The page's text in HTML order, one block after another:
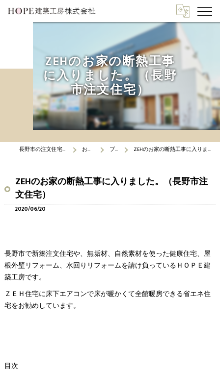
ZEHのお家の断熱工事
に入りました。（長野
市注文住宅）
長野市の注文住宅はHOPE建築工房 お知らせ ブログ ZEHのお家の断熱工事に入りました。（長野市注文住宅）
ZEHのお家の断熱工事に入りました。（長野市注
文住宅）
2020/06/20
長野市で新築注文住宅や、無垢材、自然素材を使った健康住宅、屋
根外壁リフォーム、水回りリフォームを請け負っているＨＯＰＥ建
築工房です。
ＺＥＨ住宅に床下エアコンで床が暖かくて全館暖房できる省エネ住
宅をお勧めしています。
目次